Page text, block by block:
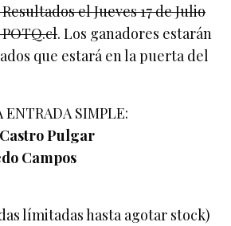
el Jueves 17 de Julio
. Los ganadores estarán
que estará en la puerta del
ENTRADA SIMPLE:
Pulgar
Campos
límitadas hasta agotar stock)